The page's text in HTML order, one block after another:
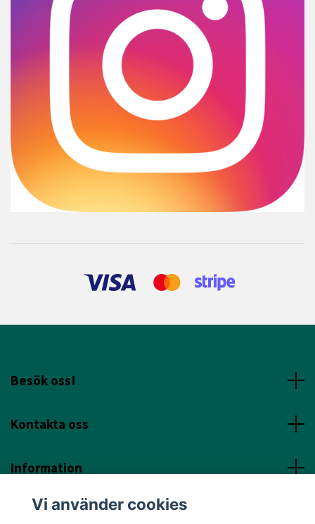
Besök oss!
Kontakta oss
Information
Sociala Media
Vi använder cookies